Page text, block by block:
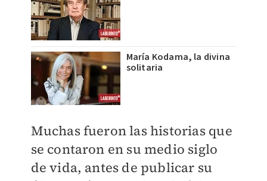
María Kodama, la divina
solitaria
Muchas fueron las historias que
se contaron en su medio siglo
de vida, antes de publicar su